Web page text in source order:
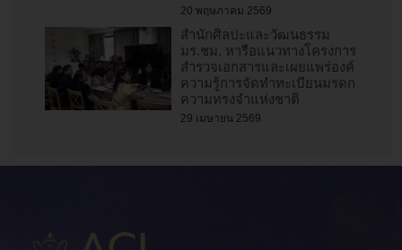
20 พฤษภาคม 2569
สำนักศิลปะและวัฒนธรรม
มร.ชม. หารือแนวทางโครงการ
สำรวจเอกสารและเผยแพร่องค์
ความรู้การจัดทำทะเบียนมรดก
ความทรงจำแห่งชาติ
29 เมษายน 2569